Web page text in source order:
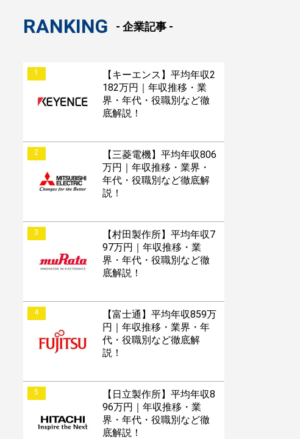
今すぐESを
添削してほしい！
RANKING - 企業記事 -
1
【キーエンス】平均年収2
182万円｜年収推移・業
界・年代・役職別など徹
底解説！
2
【三菱電機】平均年収806
万円｜年収推移・業界・
年代・役職別など徹底解
説！
3
【村田製作所】平均年収7
97万円｜年収推移・業
界・年代・役職別など徹
底解説！
4
【富士通】平均年収859万
円｜年収推移・業界・年
代・役職別など徹底解
説！
5
【日立製作所】平均年収8
96万円｜年収推移・業
界・年代・役職別など徹
底解説！